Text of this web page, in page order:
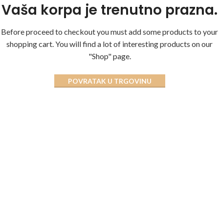
Vaša korpa je trenutno prazna.
Before proceed to checkout you must add some products to your
shopping cart. You will find a lot of interesting products on our
"Shop" page.
POVRATAK U TRGOVINU